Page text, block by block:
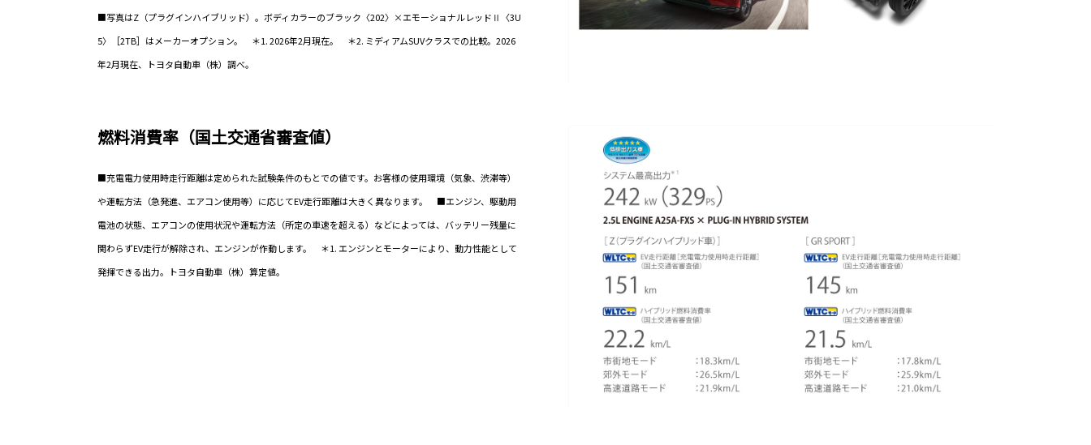
■写真はZ（プラグインハイブリッド）。ボディカラーのブラック〈202〉×エモーショナルレッドⅡ〈3U
5〉［2TB］はメーカーオプション。 ＊1. 2026年2月現在。 ＊2. ミディアムSUVクラスでの比較。2026
年2月現在、トヨタ自動車（株）調べ。
燃料消費率（国土交通省審査値）
■充電電力使用時走行距離は定められた試験条件のもとでの値です。お客様の使用環境（気象、渋滞等）
や運転方法（急発進、エアコン使用等）に応じてEV走行距離は大きく異なります。 ■エンジン、駆動用
電池の状態、エアコンの使用状況や運転方法（所定の車速を超える）などによっては、バッテリー残量に
関わらずEV走行が解除され、エンジンが作動します。 ＊1. エンジンとモーターにより、動力性能として
発揮できる出力。トヨタ自動車（株）算定値。